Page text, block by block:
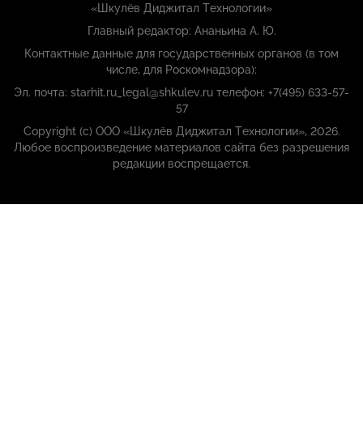
«Шкулёв Диджитал Технологии»
Главный редактор: Ананьина А. Ю.
Контактные данные для государственных органов (в том
числе, для Роскомнадзора):
Эл. почта: starhit.ru_legal@shkulev.ru телефон: +7(495) 633-57-
57
Copyright (с) ООО «Шкулёв Диджитал Технологии», 2026.
Любое воспроизведение материалов сайта без разрешения
редакции воспрещается.